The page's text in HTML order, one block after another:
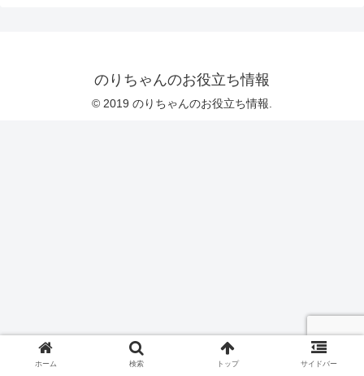
のりちゃんのお役立ち情報
© 2019 のりちゃんのお役立ち情報.
ホーム 検索 トップ サイドバー